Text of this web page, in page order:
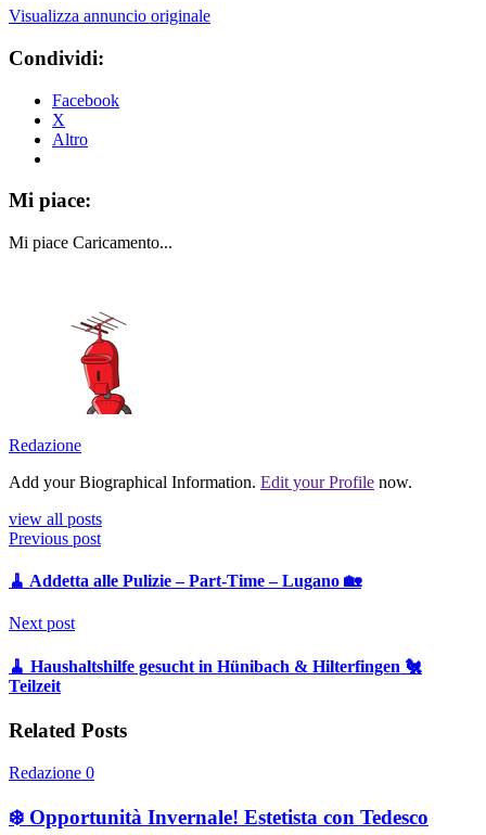
Visualizza annuncio originale
Condividi:
Facebook
X
Altro
Mi piace:
Mi piace Caricamento...
Redazione
Add your Biographical Information. Edit your Profile now.
view all posts
Previous post
🧹 Addetta alle Pulizie – Part-Time – Lugano 🏡
Next post
🧹 Haushaltshilfe gesucht in Hünibach & Hilterfingen 🐔
Teilzeit
Related Posts
Redazione 0
❄️ Opportunità Invernale! Estetista con Tedesco